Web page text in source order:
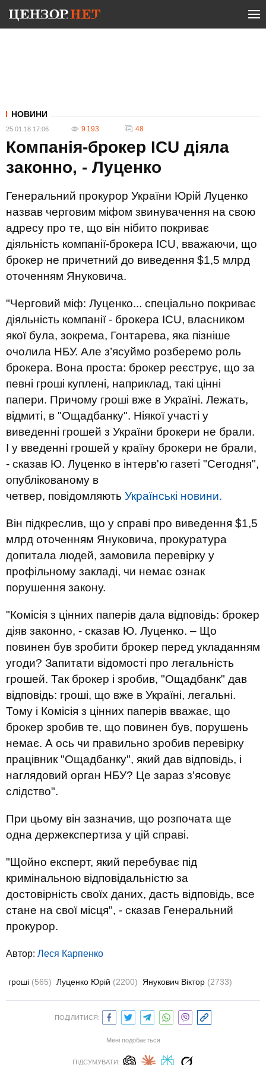
НОВИНИ
25.01.18 17:06 9 193 48
Компанія-брокер ICU діяла
законно, - Луценко
Генеральний прокурор України Юрій Луценко
назвав черговим міфом звинувачення на свою
адресу про те, що він нібито покриває
діяльність компанії-брокера ICU, вважаючи, що
брокер не причетний до виведення $1,5 млрд
оточенням Януковича.
"Черговий міф: Луценко... спеціально покриває
діяльність компанії - брокера ICU, власником
якої була, зокрема, Гонтарева, яка пізніше
очолила НБУ. Але з’ясуймо розберемо роль
брокера. Вона проста: брокер реєструє, що за
певні гроші куплені, наприклад, такі цінні
папери. Причому гроші вже в Україні. Лежать,
відмиті, в "Ощадбанку". Ніякої участі у
виведенні грошей з України брокери не брали.
І у введенні грошей у країну брокери не брали,
- сказав Ю. Луценко в інтерв'ю газеті "Сегодня",
опублікованому в
четвер, повідомляють Українські новини.
Він підкреслив, що у справі про виведення $1,5
млрд оточенням Януковича, прокуратура
допитала людей, замовила перевірку у
профільному закладі, чи немає ознак
порушення закону.
"Комісія з цінних паперів дала відповідь: брокер
діяв законно, - сказав Ю. Луценко. – Що
повинен був зробити брокер перед укладанням
угоди? Запитати відомості про легальність
грошей. Так брокер і зробив, "Ощадбанк" дав
відповідь: гроші, що вже в Україні, легальні.
Тому і Комісія з цінних паперів вважає, що
брокер зробив те, що повинен був, порушень
немає. А ось чи правильно зробив перевірку
працівник "Ощадбанку", який дав відповідь, і
наглядовий орган НБУ? Це зараз з'ясовує
слідство".
При цьому він зазначив, що розпочата ще
одна держекспертиза у цій справі.
"Щойно експерт, який перебуває під
кримінальною відповідальністю за
достовірність своїх даних, дасть відповідь, все
стане на свої місця", - сказав Генеральний
прокурор.
Автор: Леся Карпенко
гроші (565) Луценко Юрій (2200) Янукович Віктор (2733)
ПОДІЛИТИСЯ:
Мені подобається
ПІДСУМУВАТИ: